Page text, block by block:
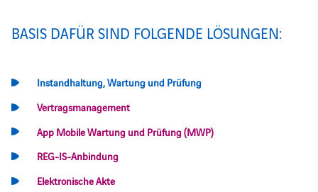
BASIS DAFÜR SIND FOLGENDE LÖSUNGEN:
Instandhaltung, Wartung und Prüfung
Vertragsmanagement
App Mobile Wartung und Prüfung (MWP)
REG-IS-Anbindung
Elektronische Akte